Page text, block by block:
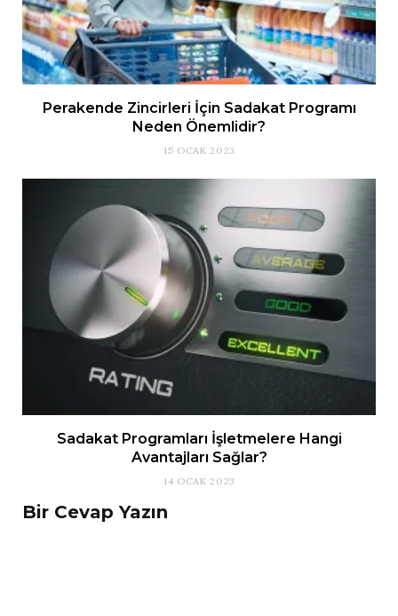
Perakende Zincirleri İçin Sadakat Programı
Neden Önemlidir?
15 OCAK 2023
Sadakat Programları İşletmelere Hangi
Avantajları Sağlar?
14 OCAK 2023
Bir Cevap Yazın